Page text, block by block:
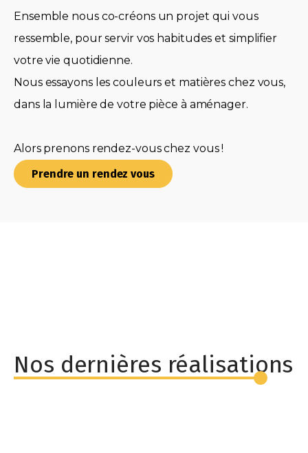
Ensemble nous co-créons un projet qui vous
ressemble, pour servir vos habitudes et simplifier
votre vie quotidienne.
Nous essayons les couleurs et matières chez vous,
dans la lumière de votre pièce à aménager.
Alors prenons rendez-vous chez vous !
Prendre un rendez vous
Nos dernières réalisations